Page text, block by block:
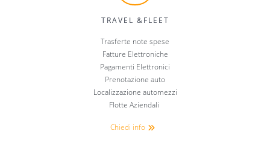
TRAVEL &FLEET
Trasferte note spese
Fatture Elettroniche
Pagamenti Elettronici
Prenotazione auto
Localizzazione automezzi
Flotte Aziendali
Chiedi info